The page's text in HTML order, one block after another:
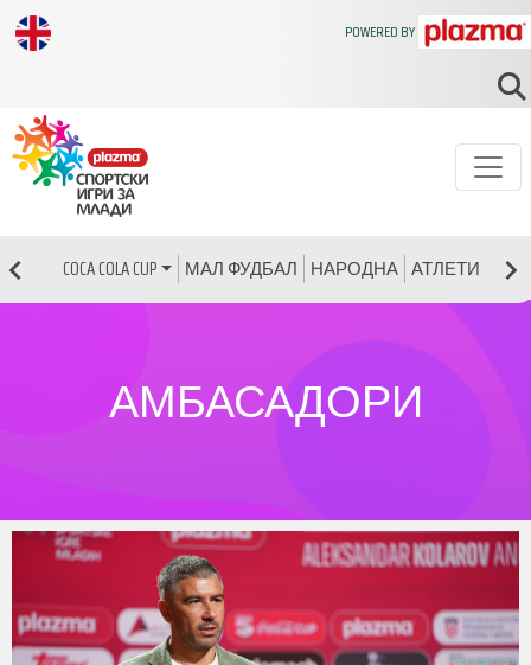
COCA COLA CUP МАЛ ФУДБАЛ НАРОДНА АТЛЕТИКА
POWERED BY
АМБАСАДОРИ